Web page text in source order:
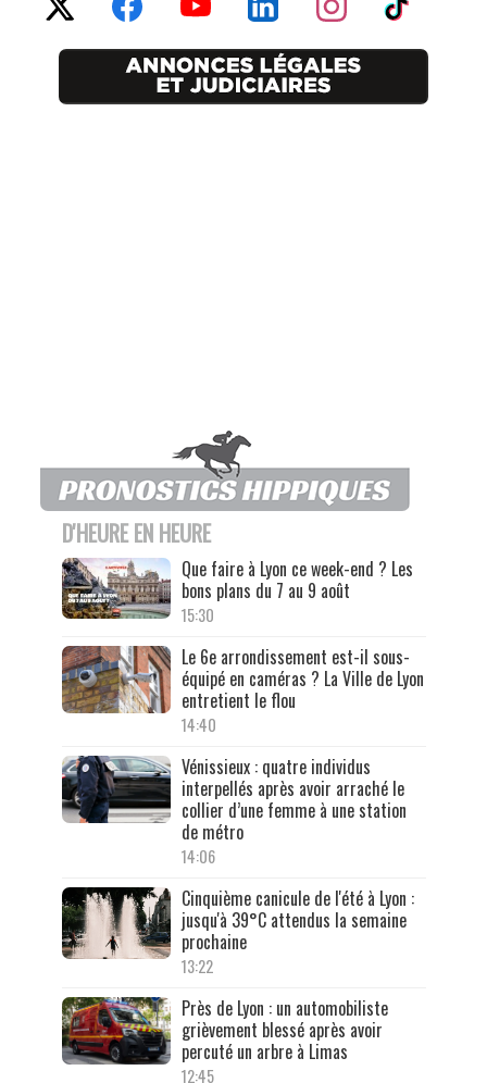
D'HEURE EN HEURE
Que faire à Lyon ce week-end ? Les
bons plans du 7 au 9 août
15:30
Le 6e arrondissement est-il sous-
équipé en caméras ? La Ville de Lyon
entretient le flou
14:40
Vénissieux : quatre individus
interpellés après avoir arraché le
collier d’une femme à une station
de métro
14:06
Cinquième canicule de l'été à Lyon :
jusqu'à 39°C attendus la semaine
prochaine
13:22
Près de Lyon : un automobiliste
grièvement blessé après avoir
percuté un arbre à Limas
12:45